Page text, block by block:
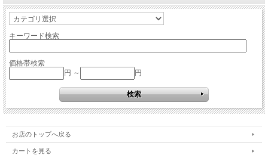
キーワード検索
価格帯検索
円 ～
円
お店のトップへ戻る
カートを見る